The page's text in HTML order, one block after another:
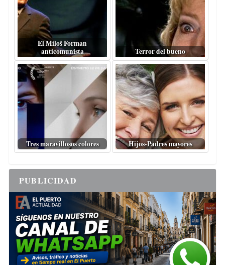
El Miloš Forman
anticomunista
Terror del bueno
Tres maravillosos colores Hijos-Padres mayores
PUBLICIDAD